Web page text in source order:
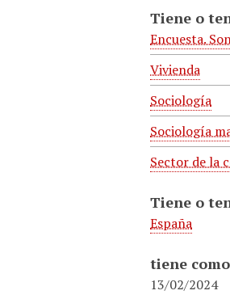
Tiene o
Encuesta.
Vivienda
Sociología
Sociología
Sector de la
Tiene o
España
tiene
13/02/2024